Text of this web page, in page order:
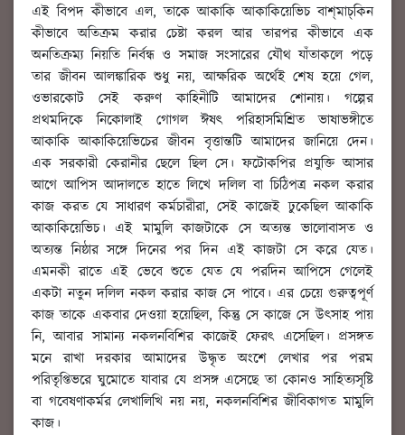
এই বিপদ কীভাবে এল, তাকে আকাকি আকাকিয়েভিচ বাশ্‌মাচ্‌কিন
কীভাবে অতিক্রম করার চেষ্টা করল আর তারপর কীভাবে এক
অনতিক্রম্য নিয়তি নির্বন্ধ ও সমাজ সংসারের যৌথ যাঁতাকলে পড়ে
তার জীবন আলঙ্কারিক শুধু নয়, আক্ষরিক অর্থেই শেষ হয়ে গেল,
ওভারকোট সেই করুণ কাহিনীটি আমাদের শোনায়। গল্পের
প্রথমদিকে নিকোলাই গোগল ঈষৎ পরিহাসমিশ্রিত ভাষাভঙ্গীতে
আকাকি আকাকিয়েভিচের জীবন বৃত্তান্তটি আমাদের জানিয়ে দেন।
এক সরকারী কেরানীর ছেলে ছিল সে। ফটোকপির প্রযুক্তি আসার
আগে আপিস আদালতে হাতে লিখে দলিল বা চিঠিপত্র নকল করার
কাজ করত যে সাধারণ কর্মচারীরা, সেই কাজেই ঢুকেছিল আকাকি
আকাকিয়েভিচ। এই মামুলি কাজটাকে সে অত্যন্ত ভালোবাসত ও
অত্যন্ত নিষ্ঠার সঙ্গে দিনের পর দিন এই কাজটা সে করে যেত।
এমনকী রাতে এই ভেবে শুতে যেত যে পরদিন আপিসে গেলেই
একটা নতুন দলিল নকল করার কাজ সে পাবে। এর চেয়ে গুরুত্বপূর্ণ
কাজ তাকে একবার দেওয়া হয়েছিল, কিন্তু সে কাজে সে উৎসাহ পায়
নি, আবার সামান্য নকলনবিশির কাজেই ফেরৎ এসেছিল। প্রসঙ্গত
মনে রাখা দরকার আমাদের উদ্ধৃত অংশে লেখার পর পরম
পরিতৃপ্তিভরে ঘুমোতে যাবার যে প্রসঙ্গ এসেছে তা কোনও সাহিত্যসৃষ্টি
বা গবেষণাকর্মর লেখালিখি নয় নয়, নকলনবিশির জীবিকাগত মামুলি
কাজ।